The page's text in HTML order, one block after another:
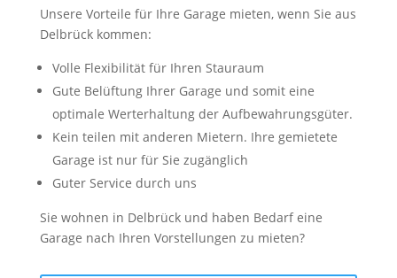
Unsere Vorteile für Ihre Garage mieten, wenn Sie aus
Delbrück kommen:
Volle Flexibilität für Ihren Stauraum
Gute Belüftung Ihrer Garage und somit eine
optimale Werterhaltung der Aufbewahrungsgüter.
Kein teilen mit anderen Mietern. Ihre gemietete
Garage ist nur für Sie zugänglich
Guter Service durch uns
Sie wohnen in Delbrück und haben Bedarf eine
Garage nach Ihren Vorstellungen zu mieten?